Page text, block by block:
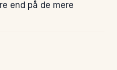
end på de mere